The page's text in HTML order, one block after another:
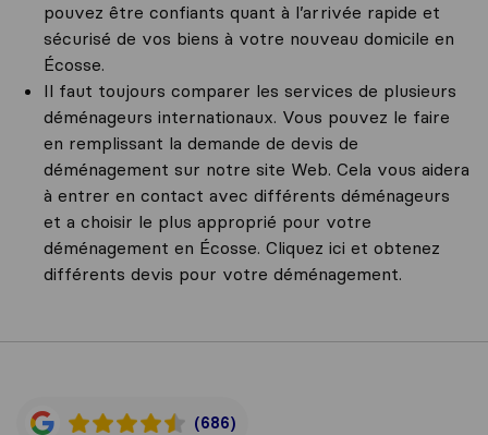
pouvez être confiants quant à l’arrivée rapide et
sécurisé de vos biens à votre nouveau domicile en
Écosse.
Il faut toujours comparer les services de plusieurs
déménageurs internationaux. Vous pouvez le faire
en remplissant la demande de devis de
déménagement sur notre site Web. Cela vous aidera
à entrer en contact avec différents déménageurs
et a choisir le plus approprié pour votre
déménagement en Écosse. Cliquez ici et obtenez
différents devis pour votre déménagement.
(686)